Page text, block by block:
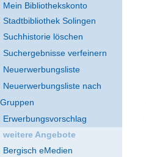
Mein Bibliothekskonto
Stadtbibliothek Solingen
Suchhistorie löschen
Suchergebnisse verfeinern
Neuerwerbungsliste
Neuerwerbungsliste nach
Gruppen
Erwerbungsvorschlag
weitere Angebote
Bergisch eMedien